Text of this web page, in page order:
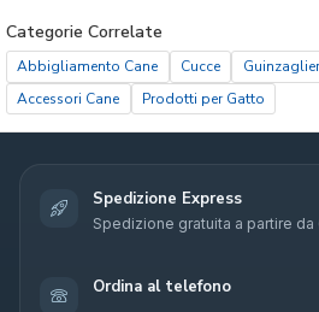
Categorie Correlate
Abbigliamento Cane Cucce
Accessori Cane
Prodotti per Gatto
Spedizione Express
Spedizione gratuita a partire da
Ordina al telefono